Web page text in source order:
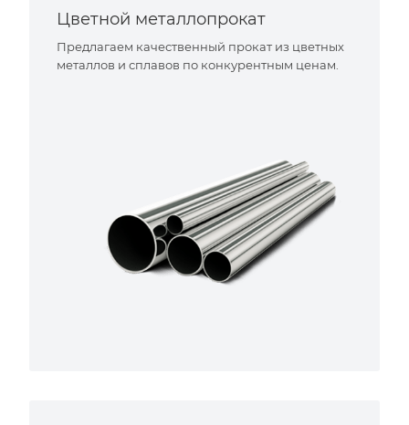
Цветной металлопрокат
Предлагаем качественный прокат из цветных
металлов и сплавов по конкурентным ценам.